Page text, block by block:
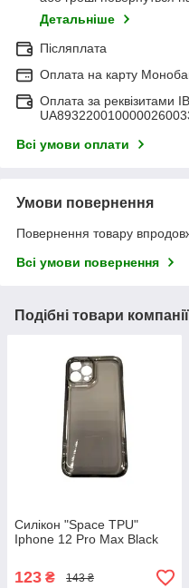
Детальніше
Післяплата
Оплата на карту
Оплата за реквізитами
Всі умови оплати
Умови повернення
Повернення товару
Всі умови повернення
Подібні товари компанії
Силікон "Space TPU"
Iphone 12 Pro Max Black
123 ₴ 143 ₴